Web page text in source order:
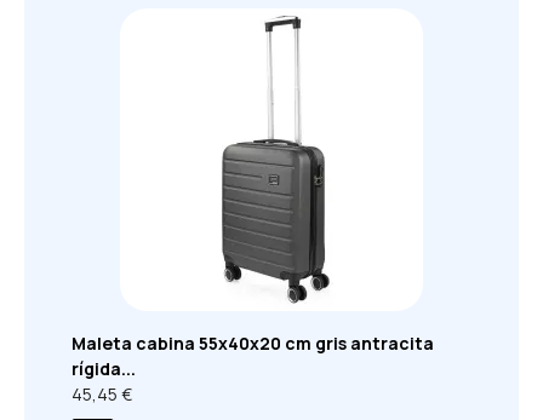
Maleta cabina 55x40x20 cm gris antracita
rígida...
45,45 €